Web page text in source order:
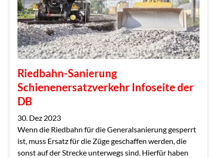
Riedbahn-Sanierung
Schienenersatzverkehr Infoseite der
DB
30. Dez 2023
Wenn die Riedbahn für die Generalsanierung gesperrt
ist, muss Ersatz für die Züge geschaffen werden, die
sonst auf der Strecke unterwegs sind. Hierfür haben